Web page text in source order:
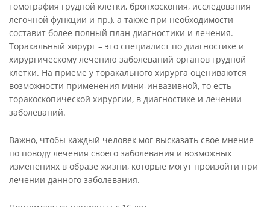
томография грудной клетки, бронхоскопия, исследования
легочной функции и пр.), а также при необходимости
составит более полный план диагностики и лечения.
Торакальный хирург – это специалист по диагностике и
хирургическому лечению заболеваний органов грудной
клетки. На приеме у торакального хирурга оцениваются
возможности применения мини-инвазивной, то есть
торакоскопической хирургии, в диагностике и лечении
заболеваний.
Важно, чтобы каждый человек мог высказать свое мнение
по поводу лечения своего заболевания и возможных
изменениях в образе жизни, которые могут произойти при
лечении данного заболевания.